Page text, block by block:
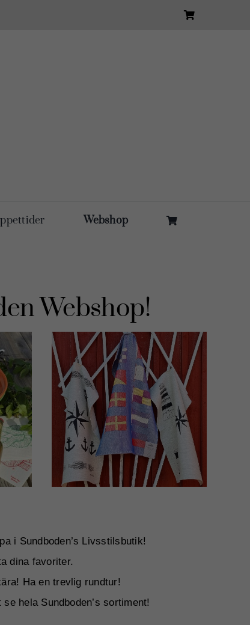
Webshop
Webshop!
i Sundboden’s Livsstilsbutik!
dina favoriter.
Ha en trevlig rundtur!
hela Sundboden’s sortiment!